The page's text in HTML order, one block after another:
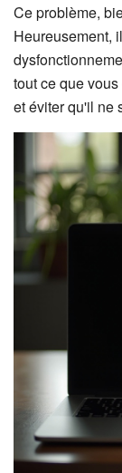
Ce problème,
Heureusement,
tout ce que
et éviter qu'il ne